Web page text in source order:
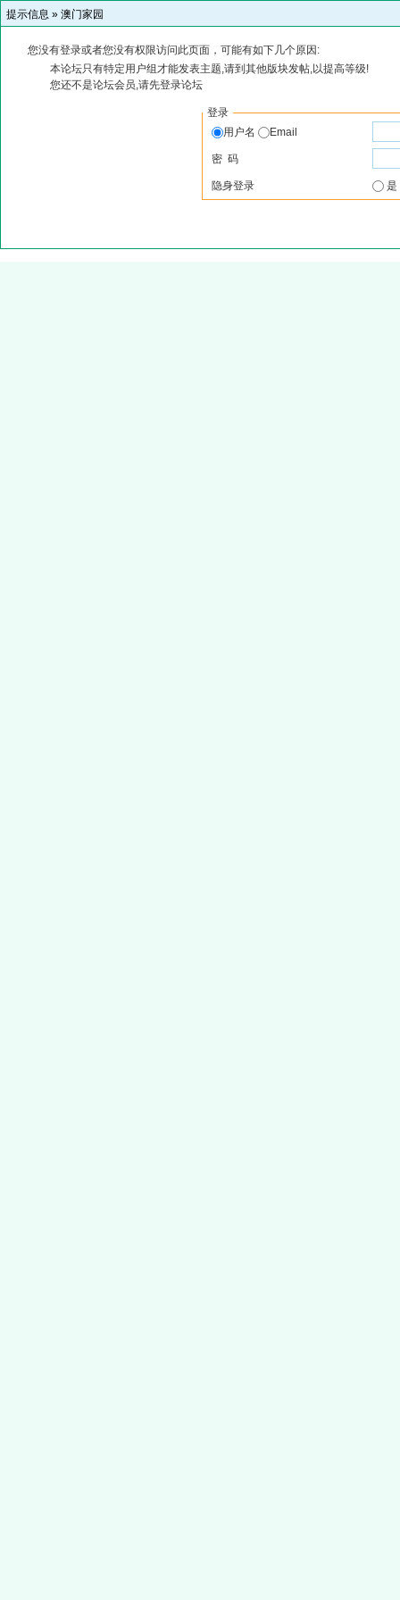
提示信息 » 澳门家园
您没有登录或者您没有权限访问此页面，可能有如下几个原因:
本论坛只有特定用户组才能发表主题,请到其他版块发帖,以提高等级!
您还不是论坛会员,请先登录论坛
登录
用户名
Email
密 码
隐身登录